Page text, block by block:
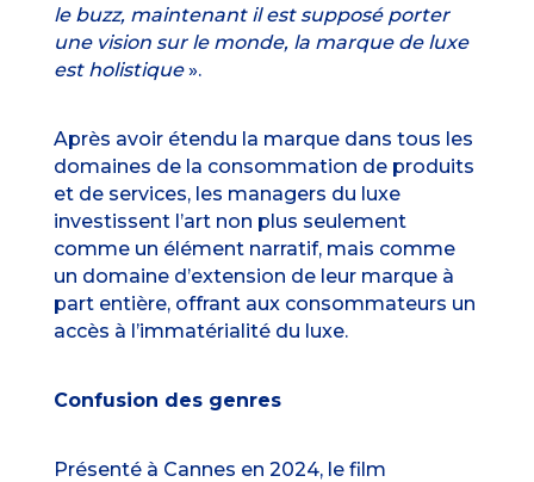
le buzz, maintenant il est supposé porter
une vision sur le monde, la marque de luxe
est holistique».
Après avoir étendu la marque dans tous les
domaines de la consommation de produits
et de services, les managers du luxe
investissent l’art non plus seulement
comme un élément narratif, mais comme
un domaine d’extension de leur marque à
part entière, offrant aux consommateurs un
accès à l’immatérialité du luxe.
Confusion des genres
Présenté à Cannes en 2024, le film